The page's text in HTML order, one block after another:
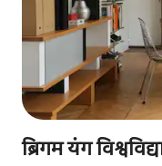
ब्रिगम यंग